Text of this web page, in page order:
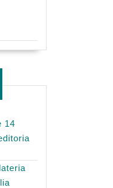
14